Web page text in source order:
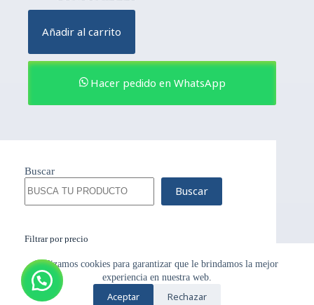
Utilizamos cookies para garantizar que le brindamos la mejor
experiencia en nuestra web.
Aceptar Rechazar
Añadir al carrito
Hacer pedido en WhatsApp
Buscar
Buscar
Filtrar por precio